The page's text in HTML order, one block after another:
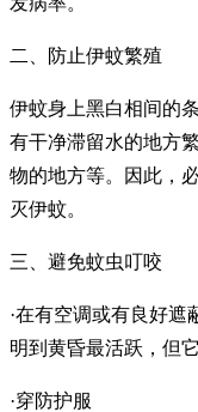
二、防止伊蚊繁殖
伊蚊身上黑白相间的
有干净滞留水的地方
物的地方等。因此，
灭伊蚊。
三、避免蚊虫叮咬
·在有空调或有良好遮
明到黄昏最活跃，但
·穿防护服